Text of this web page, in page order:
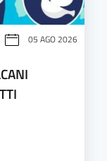
05 AGO 2026